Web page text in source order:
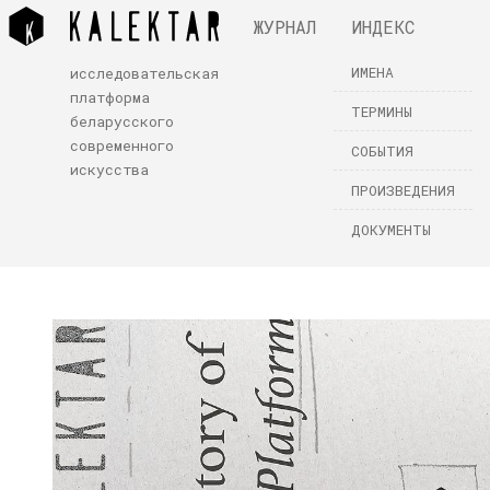
исследовательская
платформа
беларусского
современного
искусства
ЖУРНАЛ ИНДЕКС
ИМЕНА
ТЕРМИНЫ
СОБЫТИЯ
ПРОИЗВЕДЕНИЯ
ДОКУМЕНТЫ